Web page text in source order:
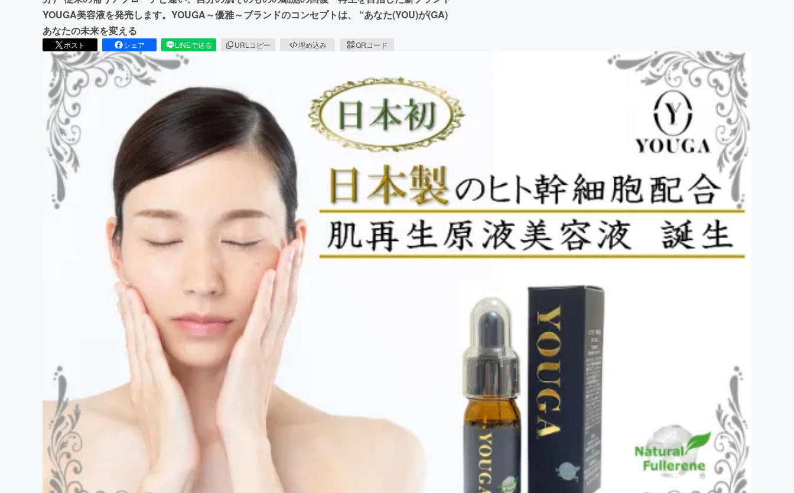
YOUGA美容液を発売します。YOUGA～優雅～ブランドのコンセプトは、 “あなた(YOU)が(GA)
あなたの未来を変える
ポスト シェア LINEで送る URLコピー 埋め込み QRコード